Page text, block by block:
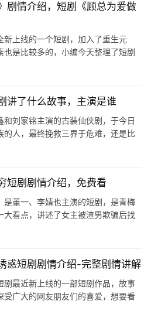
剧情介绍，短剧《顾总为爱做
新上线的一个短剧，加入了重生元
是比较多的，小编今天整理了短剧
讲了什么故事，主演是谁
和刘家铭主演的古装仙侠剧，于今日
的人，最终挽救三界于危难，还是比
短剧剧情介绍，免费看
是董一、李婧也主演的短剧，是青梅
大看点，讲述了女主被渣男欺骗后找
惑短剧剧情介绍-完整剧情讲解
剧最近新上线的一部短剧作品，故事
受广大的网友朋友们的喜爱，想要看